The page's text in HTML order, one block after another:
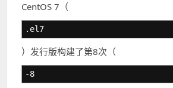
CentOS 7（
.el7
）发行版构建了第8次（
-8